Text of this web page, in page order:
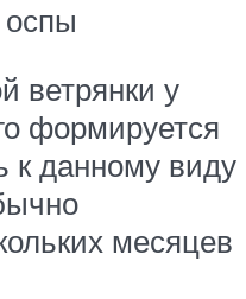
оспы
ветрянки у
формируется
к данному виду
месяцев